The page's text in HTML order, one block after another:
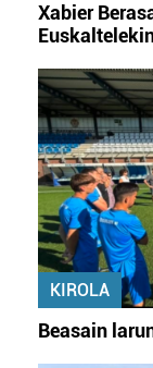
Xabier
KIROLA
Beasain